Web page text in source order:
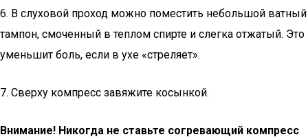
6. В слуховой проход можно поместить небольшой ватный
тампон, смоченный в теплом спирте и слегка отжатый. Это
уменьшит боль, если в ухе «стреляет».
7. Сверху компресс завяжите косынкой.
Внимание! Никогда не ставьте согревающий компресс